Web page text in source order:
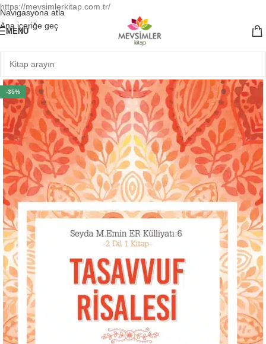
https://mevsimlerkitap.com.tr/
Navigasyona atla
Ana içeriğe geç
MENÜ
-35%